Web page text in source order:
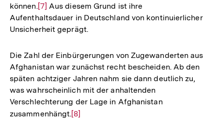
können.Zur
Auflösung
der
[7] Aus diesem Grund ist ihre
Aufenthaltsdauer in Deutschland von kontinuierlicher
Unsicherheit geprägt.
Die Zahl der Einbürgerungen von Zugewanderten aus
Afghanistan war zunächst recht bescheiden. Ab den
späten achtziger Jahren nahm sie dann deutlich zu,
was wahrscheinlich mit der anhaltenden
Verschlechterung der Lage in Afghanistan
zusammenhängt.Zur
[8]